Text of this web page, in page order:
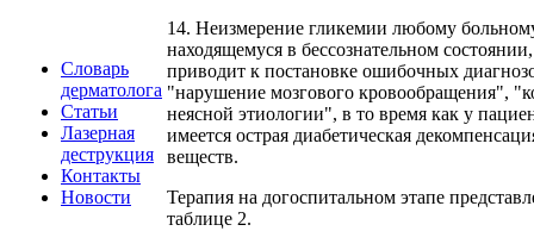
Словарь
дерматолога
Статьи
Лазерная
деструкция
Контакты
Новости
14. Неизмерение гликемии любому
находящемуся в бессознательном
приводит к постановке ошибочных
"нарушение мозгового кровообращения",
неясной этиологии", в то время как у
имеется острая диабетическая
веществ.
Терапия на догоспитальном этапе
таблице 2.